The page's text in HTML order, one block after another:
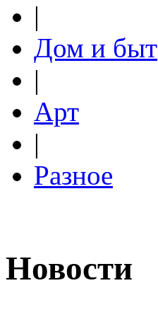
|
Дом и быт
|
Арт
|
Разное
Новости